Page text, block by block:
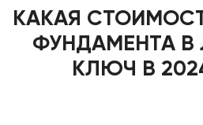
КАКАЯ
ФУНДАМЕНТА В
КЛЮЧ В